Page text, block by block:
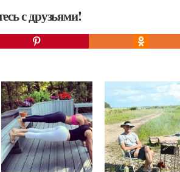
с друзьями!